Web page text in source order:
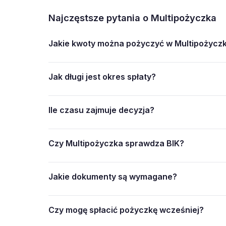
Najczęstsze pytania o Multipożyczka
Jakie kwoty można pożyczyć w
Jak długi jest okres spłaty?
Ile czasu zajmuje decyzja?
Czy Multipożyczka sprawdza BIK?
Jakie dokumenty są wymagane?
Czy mogę spłacić pożyczkę wcześniej?